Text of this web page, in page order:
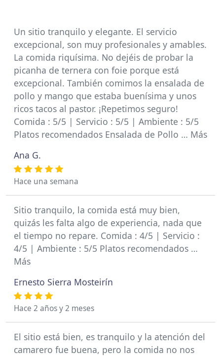
Un sitio tranquilo y elegante. El servicio
excepcional, son muy profesionales y amables.
La comida riquísima. No dejéis de probar la
picanha de ternera con foie porque está
excepcional. También comimos la ensalada de
pollo y mango que estaba buenísima y unos
ricos tacos al pastor. ¡Repetimos seguro!
Comida : 5/5 | Servicio : 5/5 | Ambiente : 5/5
Platos recomendados Ensalada de Pollo … Más
Ana G.
Hace una semana
Sitio tranquilo, la comida está muy bien,
quizás les falta algo de experiencia, nada que
el tiempo no repare. Comida : 4/5 | Servicio :
4/5 | Ambiente : 5/5 Platos recomendados …
Más
Ernesto Sierra Mosteirín
Hace 2 años y 2 meses
El sitio está bien, es tranquilo y la atención del
camarero fue buena, pero la comida no nos